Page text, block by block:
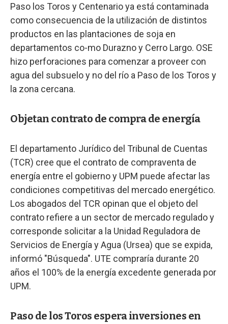
Paso los Toros y Centenario ya está contaminada
como consecuencia de la utilización de distintos
productos en las plantaciones de soja en
departamentos co-mo Durazno y Cerro Largo. OSE
hizo perforaciones para comenzar a proveer con
agua del subsuelo y no del río a Paso de los Toros y
la zona cercana.
Objetan contrato de compra de energía
El departamento Jurídico del Tribunal de Cuentas
(TCR) cree que el contrato de compraventa de
energía entre el gobierno y UPM puede afectar las
condiciones competitivas del mercado energético.
Los abogados del TCR opinan que el objeto del
contrato refiere a un sector de mercado regulado y
corresponde solicitar a la Unidad Reguladora de
Servicios de Energía y Agua (Ursea) que se expida,
informó "Búsqueda". UTE compraría durante 20
años el 100% de la energía excedente generada por
UPM.
Paso de los Toros espera inversiones en